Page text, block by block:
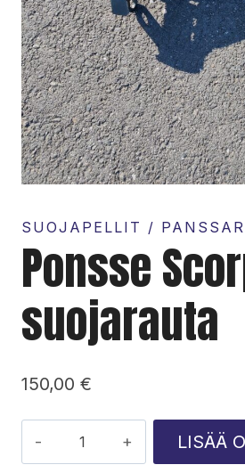
SUOJAPELLIT /
Ponsse
suojarauta
150,00 €
Scorpion
LISÄÄ